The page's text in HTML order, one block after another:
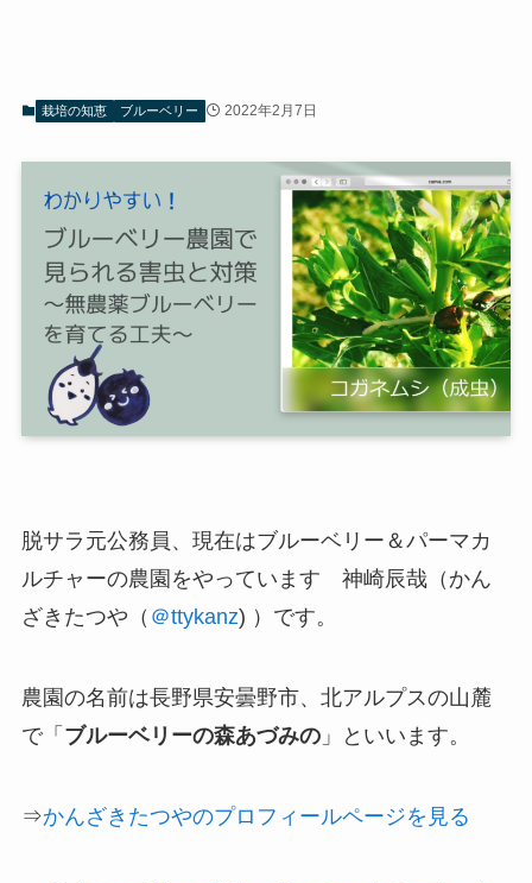
栽培の知恵 ブルーベリー 2022年2月7日
脱サラ元公務員、現在はブルーベリー＆パーマカ
ルチャーの農園 をやっています 神崎辰哉（かん
ざきたつや（ ＠ttykanz) ）です。
農園の名前は長野県安曇野市、北アルプスの山麓
で「 ブルーベリーの森あづみの」といいます。
⇒かんざきたつやのプロフィールページを見る